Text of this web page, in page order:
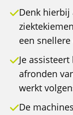
Denk hierbij
een
Je
afronden
werkt
De